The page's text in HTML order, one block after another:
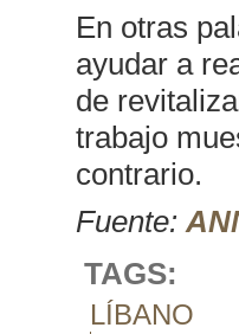
En otras
ayudar a
de
trabajo
contrario.
Fuente:
TAGS:
LÍBANO